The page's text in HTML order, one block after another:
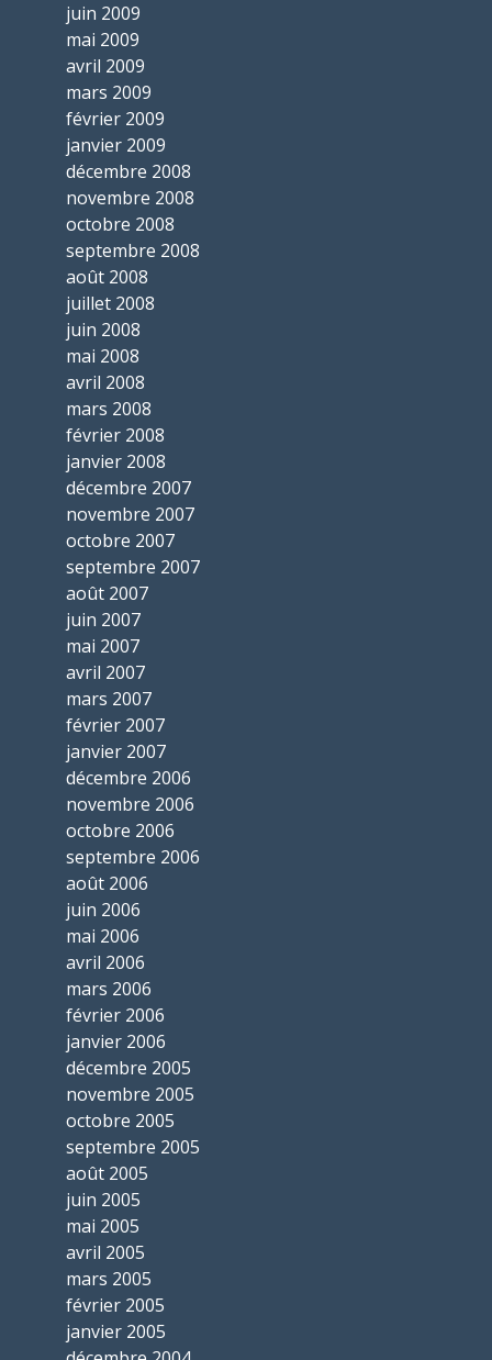
juin 2009
mai 2009
avril 2009
mars 2009
février 2009
janvier 2009
décembre 2008
novembre 2008
octobre 2008
septembre 2008
août 2008
juillet 2008
juin 2008
mai 2008
avril 2008
mars 2008
février 2008
janvier 2008
décembre 2007
novembre 2007
octobre 2007
septembre 2007
août 2007
juin 2007
mai 2007
avril 2007
mars 2007
février 2007
janvier 2007
décembre 2006
novembre 2006
octobre 2006
septembre 2006
août 2006
juin 2006
mai 2006
avril 2006
mars 2006
février 2006
janvier 2006
décembre 2005
novembre 2005
octobre 2005
septembre 2005
août 2005
juin 2005
mai 2005
avril 2005
mars 2005
février 2005
janvier 2005